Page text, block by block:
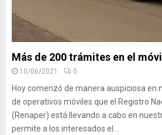
Más de 200 trámites en el
10/06/2021 0
Hoy comenzó de manera auspiciosa en
de operativos móviles que el Registro
(Renaper) está llevando a cabo en
permite a los interesados el...